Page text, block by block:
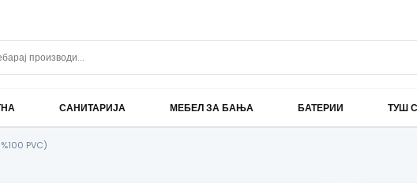
САНИТАРИЈА МЕБЕЛ ЗА БАЊА БАТЕРИИ ТУШ
PVC)